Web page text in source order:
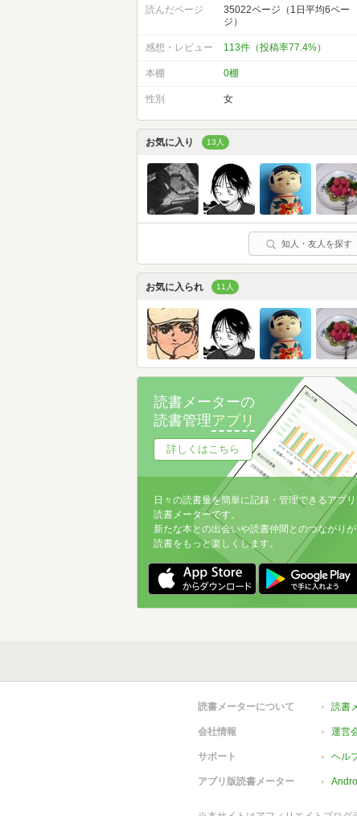
読んだページ
35022ページ（1日平均6ペー
ジ）
感想・レビュー 113件（投稿率77.4%）
本棚 0棚
性別 女
お気に入り 13人
知人・友人を探す
お気に入られ 11人
読書メーターの
読書管理アプリ
詳しくはこちら
日々の読書量を簡単に記録・管理できるアプ
読書メーターです。
新たな本との出会いや読書仲間とのつながりが
読書をもっと楽しくします。
読書メーターについて 読書
会社情報 運営
サポート ヘル
アプリ版読書メーター